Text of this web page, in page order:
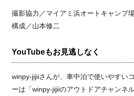
撮影協力／マイアミ浜オートキャン
構成／山本修二
YouTubeもお見逃しなく
winpy-jijiiさんが、車中泊で使いやすい
ーは「winpy-jijiiのアウトドアチャンネ